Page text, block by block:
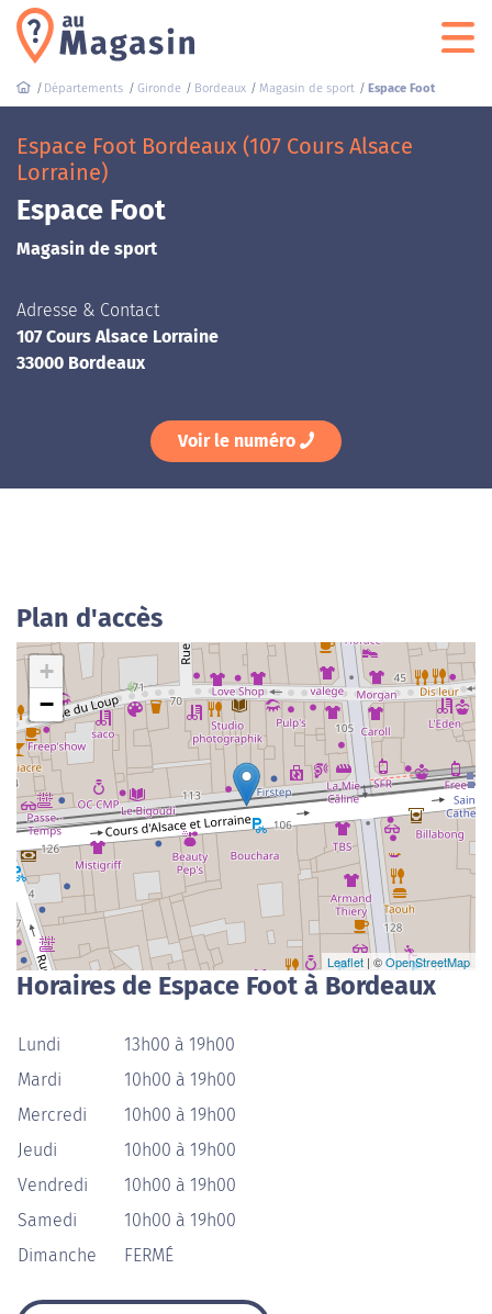
Départements Gironde Bordeaux Magasin de sport Espace Foot
Espace Foot Bordeaux (107 Cours Alsace
Lorraine)
Espace Foot
Magasin de sport
Adresse & Contact
107 Cours Alsace Lorraine
33000 Bordeaux
Voir le numéro
Plan d'accès
+
−
Leaflet | ©OpenStreetMap
Horaires de Espace Foot à Bordeaux
Lundi
13h00 à 19h00
Mardi
10h00 à 19h00
Mercredi
10h00 à 19h00
Jeudi
10h00 à 19h00
Vendredi
10h00 à 19h00
Samedi
10h00 à 19h00
Dimanche
FERMÉ